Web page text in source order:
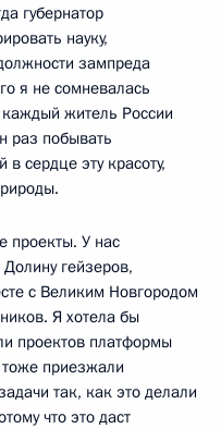
губернатор
науку,
зампреда
я не сомневалась
житель России
раз побывать
в сердце эту красоту,
проекты. У нас
гейзеров,
с Великим Новгородом
Я хотела бы
проектов платформы
приезжали
так, как это делали
что это даст